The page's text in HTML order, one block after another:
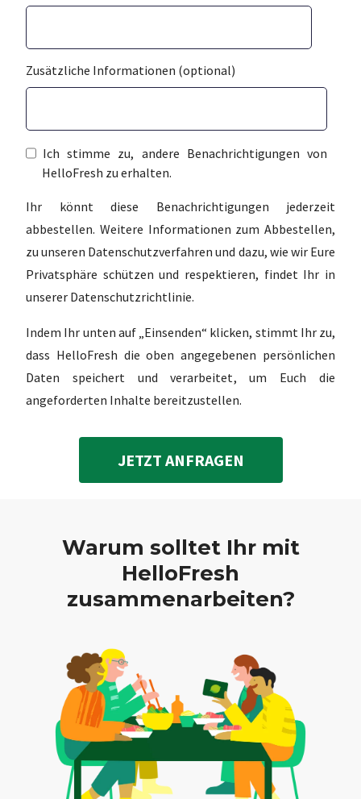
Zusätzliche Informationen (optional)
Ich stimme zu, andere Benachrichtigungen von
HelloFresh zu erhalten.
Ihr könnt diese Benachrichtigungen jederzeit
abbestellen. Weitere Informationen zum Abbestellen,
zu unseren Datenschutzverfahren und dazu, wie wir Eure
Privatsphäre schützen und respektieren, findet Ihr in
unserer Datenschutzrichtlinie.
Indem Ihr unten auf „Einsenden“ klicken, stimmt Ihr zu,
dass HelloFresh die oben angegebenen persönlichen
Daten speichert und verarbeitet, um Euch die
angeforderten Inhalte bereitzustellen.
Warum solltet Ihr mit
HelloFresh
zusammenarbeiten?